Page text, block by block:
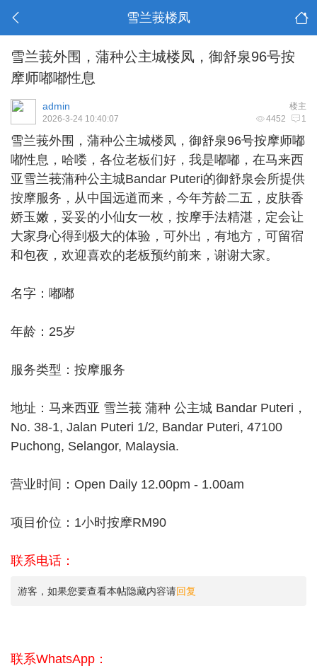
雪兰莪楼凤
雪兰莪外围，蒲种公主城楼凤，御舒泉96号按
摩师嘟嘟性息
楼主
admin
4452 1
2026-3-24 10:40:07
雪兰莪外围 ，蒲种公主城楼凤，御舒泉96号按摩师嘟
嘟性息，哈喽，各位老板们好，我是嘟嘟，在马来西
亚雪兰莪蒲种公主城Bandar Puteri的御舒泉会所提供
按摩服务，从中国远道而来，今年芳龄二五，皮肤香
娇玉嫩，妥妥的小仙女一枚，按摩手法精湛，定会让
大家身心得到极大的体验，可外出，有地方，可留宿
和包夜，欢迎喜欢的老板预约前来，谢谢大家。
名字：嘟嘟
年龄：25岁
服务类型：按摩服务
地址：马来西亚 雪兰莪 蒲种 公主城 Bandar Puteri，
No. 38-1, Jalan Puteri 1/2, Bandar Puteri, 47100
Puchong, Selangor, Malaysia.
营业时间：Open Daily 12.00pm - 1.00am
项目价位：1小时按摩RM90
联系电话：
游客，如果您要查看本帖隐藏内容请回复
联系WhatsApp：